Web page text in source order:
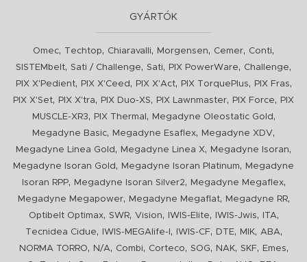
GYÁRTÓK
Omec, Techtop, Chiaravalli, Morgensen, Cemer, Conti,
SISTEMbelt, Sati / Challenge, Sati, PIX PowerWare, Challenge,
PIX X'Pedient, PIX X'Ceed , PIX X'Act, PIX TorquePlus, PIX Fras,
PIX X'Set, PIX X'tra, PIX Duo-XS, PIX Lawnmaster, PIX Force,
PIX
MUSCLE-XR3, PIX Thermal , Megadyne Oleostatic Gold ,
Megadyne Basic, Megadyne Esaflex, Megadyne XDV,
Megadyne Linea Gold , Megadyne Linea X, Megadyne Isoran,
Megadyne Isoran Gold , Megadyne Isoran Platinum,
Megadyne
Isoran RPP, Megadyne Isoran Silver2, Megadyne Megaflex,
Megadyne Megapower, Megadyne Megaflat, Megadyne RR,
Optibelt Optimax, SWR, Vision, IWIS-Elite, IWIS-Jwis, ITA,
Tecnidea Cidue, IWIS-MEGAlife-I , IWIS-CF, DTE, MIK, ABA,
NORMA TORRO, N/A, Combi, Corteco, SOG, NAK, SKF, Emes,